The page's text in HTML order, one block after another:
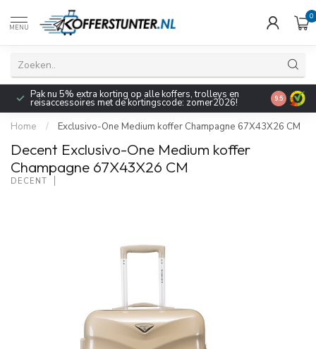
MENU
0
Pak nu 5% extra korting op alle koffers, trolleys en
reisaccessoires met de kortingscode: zomer2026! 9.5
Home / Exclusivo-One Medium koffer Champagne 67X43X26 CM
Decent Exclusivo-One Medium koffer
Champagne 67X43X26 CM
DECENT